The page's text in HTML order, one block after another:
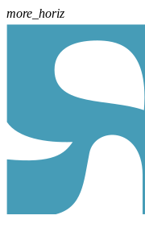
more_horiz